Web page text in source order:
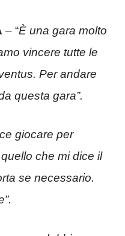
– “È una gara molto
vincere tutte le
Per andare
questa gara”.
giocare per
che mi dice il
se necessario.